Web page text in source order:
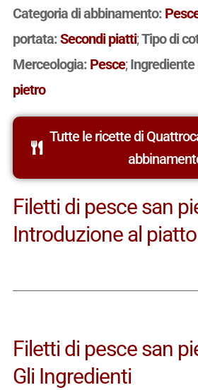
Categoria di abbinamento:
portata:Secondi piatti;Tipo di
Merceologia: Pesce;
pietro
Tutte le ricette di
Filetti di pesce san
Introduzione al piatto
Filetti di pesce san
Gli Ingredienti